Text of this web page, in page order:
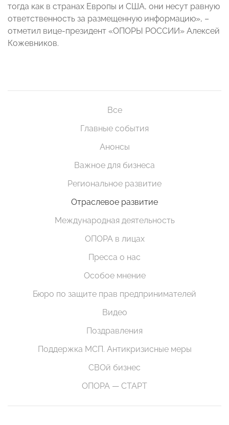
тогда как в странах Европы и США, они несут равную
ответственность за размещенную информацию», –
отметил вице-президент «ОПОРЫ РОССИИ» Алексей
Кожевников.
Все
Главные события
Анонсы
Важное для бизнеса
Региональное развитие
Отраслевое развитие
Международная деятельность
ОПОРА в лицах
Пресса о нас
Особое мнение
Бюро по защите прав предпринимателей
Видео
Поздравления
Поддержка МСП. Антикризисные меры
СВОй бизнес
ОПОРА — СТАРТ